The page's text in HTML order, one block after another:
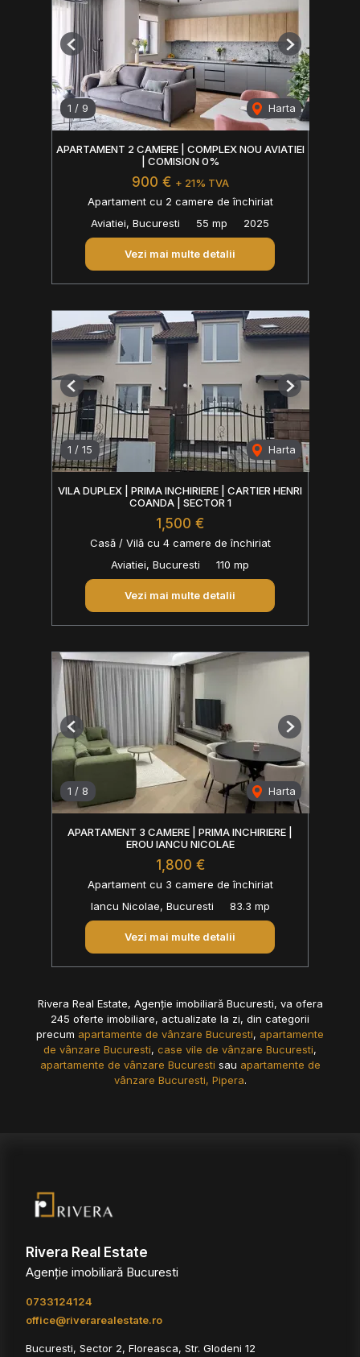
1 / 9 Harta
Previous Next
APARTAMENT 2 CAMERE | COMPLEX NOU AVIATIEI
| COMISION 0%
900 € + 21% TVA
Apartament cu 2 camere de închiriat
Aviatiei, Bucuresti
55 mp 2025
Vezi mai multe detalii
1 / 15 Harta
Previous Next
VILA DUPLEX | PRIMA INCHIRIERE | CARTIER HENRI
COANDA | SECTOR 1
1,500 €
Casă / Vilă cu 4 camere de închiriat
Aviatiei, Bucuresti
110 mp
Vezi mai multe detalii
1 / 8 Harta
Previous Next
APARTAMENT 3 CAMERE | PRIMA INCHIRIERE |
EROU IANCU NICOLAE
1,800 €
Apartament cu 3 camere de închiriat
Iancu Nicolae, Bucuresti
83.3 mp
Vezi mai multe detalii
Rivera Real Estate, Agenție imobiliară Bucuresti, va ofera
245 oferte imobiliare, actualizate la zi, din categorii
precum apartamente de vânzare Bucuresti, apartamente
de vânzare Bucuresti, case vile de vânzare Bucuresti,
apartamente de vânzare Bucuresti sau apartamente de
vânzare Bucuresti, Pipera.
Rivera Real Estate
Agenție imobiliară Bucuresti
0733124124
office@riverarealestate.ro
Bucuresti, Sector 2, Floreasca, Str. Glodeni 12